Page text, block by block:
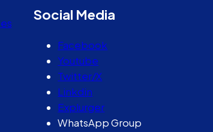
Social Media
Facebook
Youtube
Twitter/X
Linkdin
Explurger
WhatsApp Group